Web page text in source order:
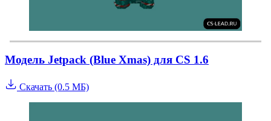
Модель Jetpack (Blue Xmas) для CS 1.6
Скачать (0.5 МБ)